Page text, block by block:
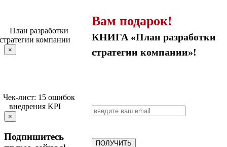
Вам подарок!
КНИГА «План разработки
стратегии компании»!
ПОЛУЧИТЬ
×
×
Подпишитесь